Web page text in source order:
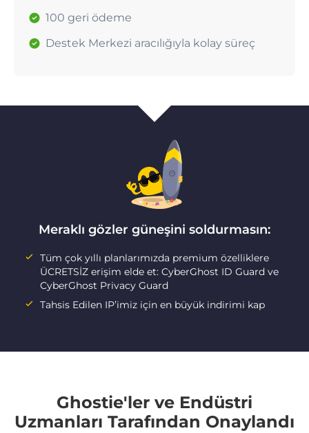
100 geri ödeme
Destek Merkezi aracılığıyla kolay süreç
Meraklı gözler güneşini soldurmasın:
Tüm çok yıllı planlarımızda premium özelliklere
ÜCRETSİZ erişim elde et: CyberGhost ID Guard ve
CyberGhost Privacy Guard
Tahsis Edilen IP’imiz için en büyük indirimi kap
Ghostie'ler ve Endüstri
Uzmanları Tarafından Onaylandı